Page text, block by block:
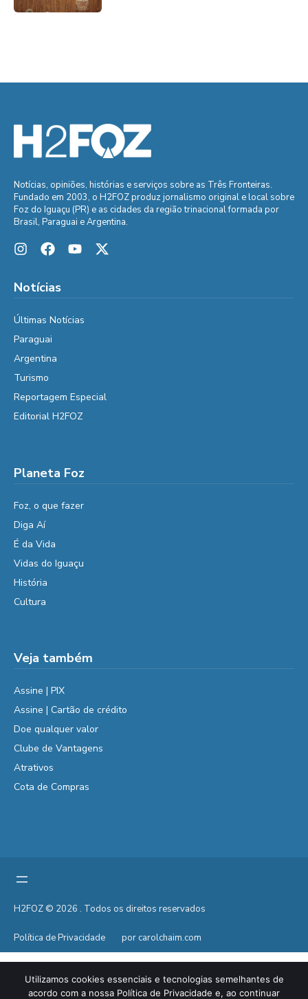
Notícias, opiniões, histórias e serviços sobre as Três Fronteiras.
Fundado em 2003, o H2FOZ produz jornalismo original e local sobre
Foz do Iguaçu (PR) e as cidades da região trinacional formada por
Brasil, Paraguai e Argentina.
Notícias
Últimas Notícias
Paraguai
Argentina
Turismo
Reportagem Especial
Editorial H2FOZ
Planeta Foz
Foz, o que fazer
Diga Aí
É da Vida
Vidas do Iguaçu
História
Cultura
Veja também
Assine | PIX
Assine | Cartão de crédito
Doe qualquer valor
Clube de Vantagens
Atrativos
Cota de Compras
H2FOZ © 2026 . Todos os direitos reservados
Política de Privacidade por carolchaim.com
Utilizamos cookies essenciais e tecnologias semelhantes de
acordo com a nossa Política de Privacidade e, ao continuar